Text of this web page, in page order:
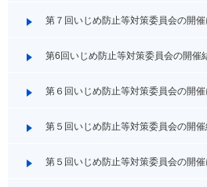
第７回いじめ防止等対策委員会の開
第6回いじめ防止等対策委員会の開催
第６回いじめ防止等対策委員会の開
第５回いじめ防止等対策委員会の開
第５回いじめ防止等対策委員会の開